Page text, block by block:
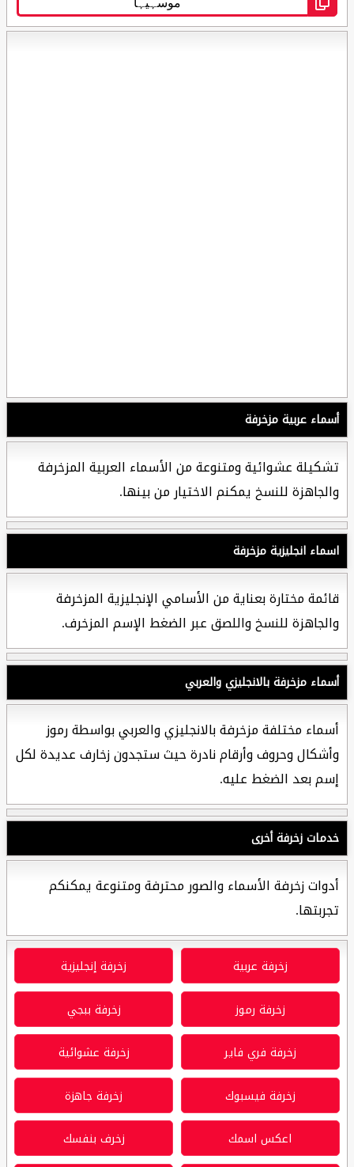
أسماء عربية مزخرفة
تشكيلة عشوائية ومتنوعة من الأسماء العربية المزخرفة
والجاهزة للنسخ يمكنم الاختيار من بينها.
اسماء انجليزية مزخرفة
قائمة مختارة بعناية من الأسامي الإنجليزية المزخرفة
والجاهزة للنسخ واللصق عبر الضغط الإسم المزخرف.
أسماء مزخرفة بالانجليزي والعربي
أسماء مختلفة مزخرفة بالانجليزي والعربي بواسطة رموز
وأشكال وحروف وأرقام نادرة حيث ستجدون زخارف عديدة لكل
إسم بعد الضغط عليه.
خدمات زخرفة أخرى
أدوات زخرفة الأسماء والصور محترفة ومتنوعة يمكنكم
تجربتها.
زخرفة عربية زخرفة إنجليزية
زخرفة رموز زخرفة ببجي
زخرفة فري فاير زخرفة عشوائية
زخرفة فيسبوك زخرفة جاهزة
اعكس اسمك زخرف بنفسك